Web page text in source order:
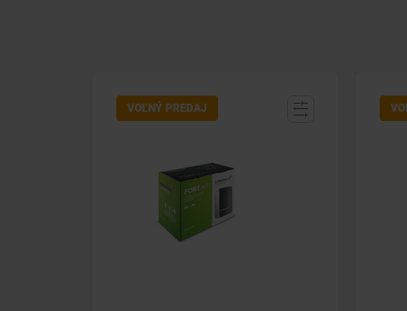
VOĽNÝ PREDAJ